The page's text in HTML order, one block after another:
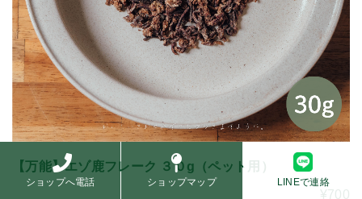
【万能】エゾ鹿フレーク ３０g（ペット用）
¥700
ショップへ電話 ショップマップ LINEで連絡